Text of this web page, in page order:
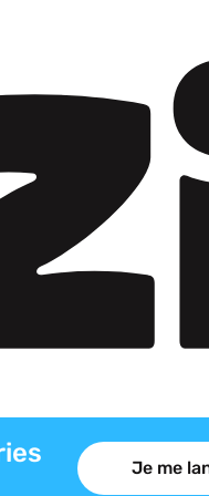
Je me